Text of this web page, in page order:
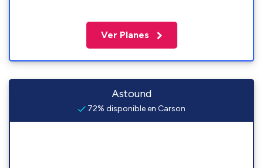
Ver Planes
Astound
72% disponible en Carson